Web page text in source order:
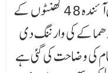
گمنام ای میل موصول ہوئی، جس میں آئندہ 48 گھنٹوں کے
دھماکے کی وارننگ دی
کی وضاحت کی گئی ہے